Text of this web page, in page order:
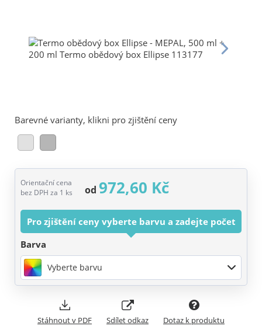
Barevné varianty, klikni pro zjištění ceny
Orientační cena
bez DPH za 1 ks
od 972,60 Kč
Pro zjištění ceny vyberte barvu a zadejte počet
Barva
Vyberte barvu
Stáhnout v PDF Sdílet odkaz Dotaz k produktu